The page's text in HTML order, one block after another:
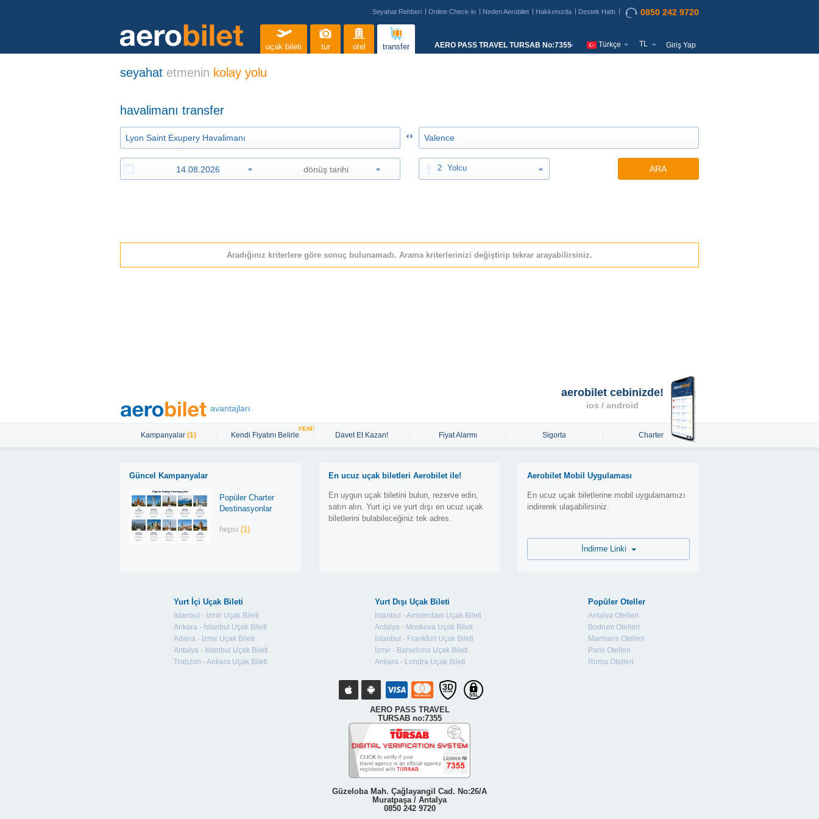
Seyahat Rehberi Online Check-in Neden Aerobilet Hakkımızda Destek Hattı 0850 242 9720
uçak bileti tur otel transfer AERO PASS TRAVEL TURSAB No:7355 Türkçe TL Giriş Yap
seyahat etmenin kolay yolu
havalimanı transfer
2 Yolcu ARA
Aradığınız kriterlere göre sonuç bulunamadı. Arama kriterlerinizi değiştirip tekrar arayabilirsiniz.
avantajları
Kampanyalar (1) Kendi Fiyatını Belirle
YENİ!
Davet Et Kazan! Fiyat Alarmı Sigorta Charter
Güncel Kampanyalar
Popüler Charter
Destinasyonlar
hepsi(1)
En ucuz uçak biletleri Aerobilet ile!
En uygun uçak biletini bulun, rezerve edin,
satın alın. Yurt içi ve yurt dışı en ucuz uçak
biletlerini bulabileceğiniz tek adres.
aerobilet cebinizde!
ios / android
Aerobilet Mobil Uygulaması
En ucuz uçak biletlerine mobil uygulamamızı
indirerek ulaşabilirsiniz.
Yurt İçi Uçak Bileti
İstanbul - İzmir Uçak Bileti
Ankara - İstanbul Uçak Bileti
Adana - İzmir Uçak Bileti
Antalya - İstanbul Uçak Bileti
Trabzon - Ankara Uçak Bileti
Yurt Dışı Uçak Bileti
İstanbul - Amsterdam Uçak Bileti
Antalya - Moskova Uçak Bileti
İstanbul - Frankfurt Uçak Bileti
İzmir - Barselona Uçak Bileti
Ankara - Londra Uçak Bileti
Popüler Oteller
Antalya Otelleri
Bodrum Otelleri
Marmaris Otelleri
Paris Otelleri
Roma Otelleri
AERO PASS TRAVEL
TURSAB no:7355
Güzeloba Mah. Çağlayangil Cad. No:26/A
Muratpaşa / Antalya
0850 242 9720